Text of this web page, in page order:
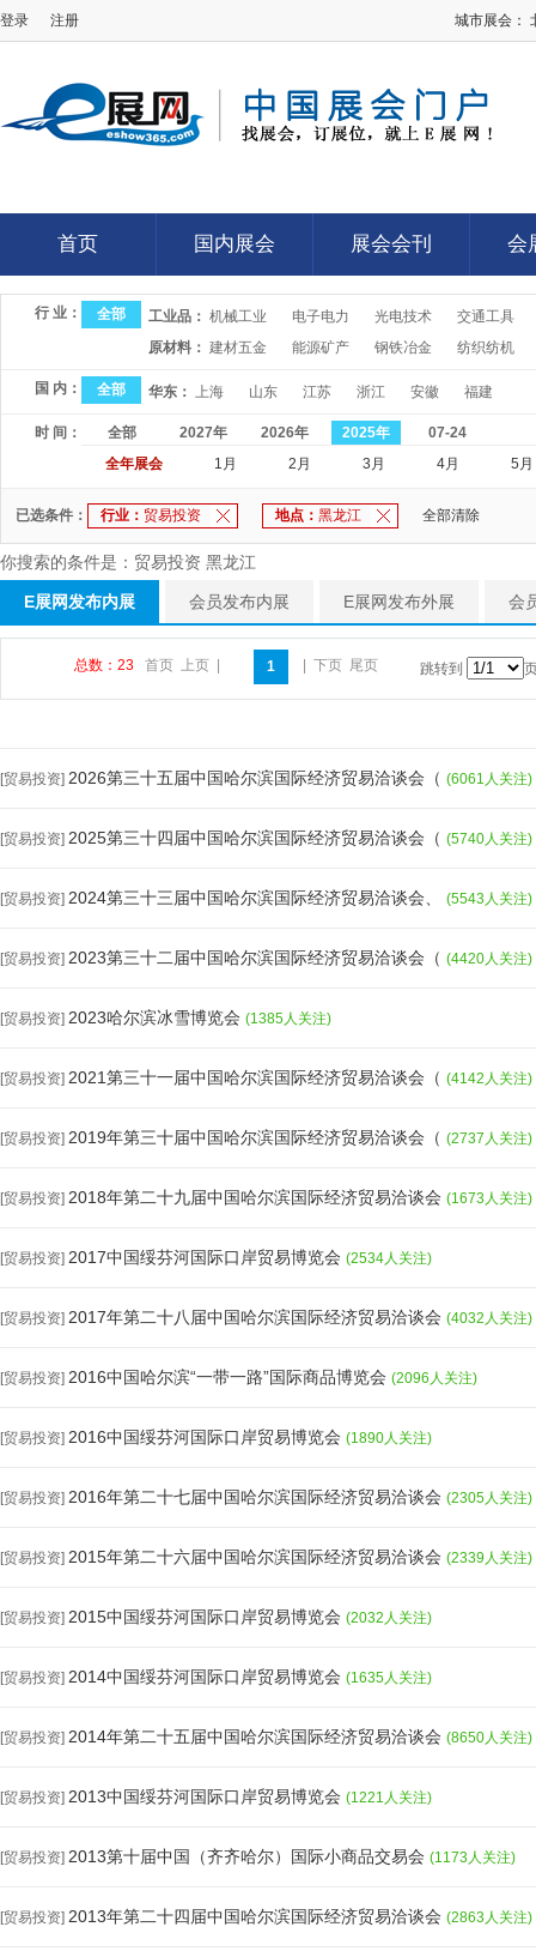
登录 注册 城市展会：
首页
首页
国内展会
国内展会
展会会刊
展会会刊
会
会
行 业： 全部 工业品： 机械工业 电子电力 光电技术
交通工具
原材料： 建材五金 能源矿产 钢铁冶金 纺织纺机
国 内： 全部 华东： 上海 山东 江苏 浙江 安徽 福建
时 间： 全部 2027年 2026年 2025年
07-24
全年展会
1月 2月 3月 4月 5月
已选条件： 行业： 贸易投资 地点： 黑龙江 全部清除
你搜索的条件是：贸易投资 黑龙江
E展网发布内展 会员发布内展 E展网发布外展 会
总数：23 首页 上页 1 下页 尾页 跳转到
[贸易投资] 2026第三十五届中国哈尔滨国际经济贸易洽谈会（ (6061人关注)
[贸易投资] 2025第三十四届中国哈尔滨国际经济贸易洽谈会（ (5740人关注)
[贸易投资] 2024第三十三届中国哈尔滨国际经济贸易洽谈会、 (5543人关注)
[贸易投资] 2023第三十二届中国哈尔滨国际经济贸易洽谈会（ (4420人关注)
[贸易投资] 2023哈尔滨冰雪博览会 (1385人关注)
[贸易投资] 2021第三十一届中国哈尔滨国际经济贸易洽谈会（ (4142人关注)
[贸易投资] 2019年第三十届中国哈尔滨国际经济贸易洽谈会（ (2737人关注)
[贸易投资] 2018年第二十九届中国哈尔滨国际经济贸易洽谈会 (1673人关注)
[贸易投资] 2017中国绥芬河国际口岸贸易博览会 (2534人关注)
[贸易投资] 2017年第二十八届中国哈尔滨国际经济贸易洽谈会 (4032人关注)
[贸易投资] 2016中国哈尔滨“一带一路”国际商品博览会 (2096人关注)
[贸易投资] 2016中国绥芬河国际口岸贸易博览会 (1890人关注)
[贸易投资] 2016年第二十七届中国哈尔滨国际经济贸易洽谈会 (2305人关注)
[贸易投资] 2015年第二十六届中国哈尔滨国际经济贸易洽谈会 (2339人关注)
[贸易投资] 2015中国绥芬河国际口岸贸易博览会 (2032人关注)
[贸易投资] 2014中国绥芬河国际口岸贸易博览会 (1635人关注)
[贸易投资] 2014年第二十五届中国哈尔滨国际经济贸易洽谈会 (8650人关注)
[贸易投资] 2013中国绥芬河国际口岸贸易博览会 (1221人关注)
[贸易投资] 2013第十届中国（齐齐哈尔）国际小商品交易会 (1173人关注)
[贸易投资] 2013年第二十四届中国哈尔滨国际经济贸易洽谈会 (2863人关注)